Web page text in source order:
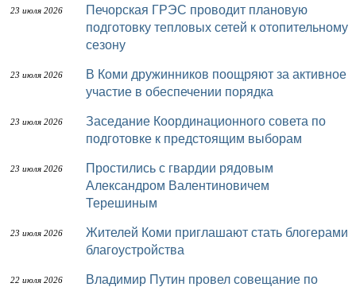
23 июля 2026
Печорская ГРЭС проводит плановую
подготовку тепловых сетей к отопительному
сезону
23 июля 2026
В Коми дружинников поощряют за активное
участие в обеспечении порядка
23 июля 2026
Заседание Координационного совета по
подготовке к предстоящим выборам
23 июля 2026
Простились с гвардии рядовым
Александром Валентиновичем
Терешиным
23 июля 2026
Жителей Коми приглашают стать блогерами
благоустройства
22 июля 2026
Владимир Путин провел совещание по